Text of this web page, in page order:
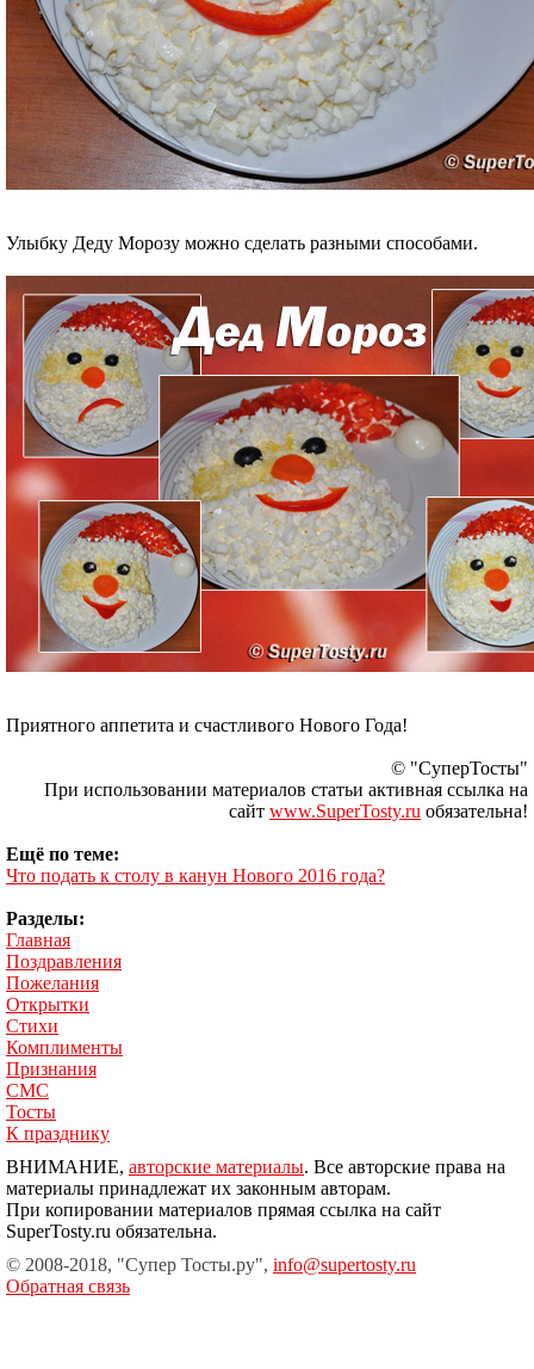
Улыбку Деду Морозу можно сделать разными способами.
Приятного аппетита и счастливого Нового Года!
© "СуперТосты"
При использовании материалов статьи активная ссылка на
сайт www.SuperTosty.ru обязательна!
Ещё по теме:
Что подать к столу в канун Нового 2016 года?
Разделы:
Главная
Поздравления
Пожелания
Открытки
Стихи
Комплименты
Признания
СМС
Тосты
К празднику
ВНИМАНИЕ, авторские материалы. Все авторские права на
материалы принадлежат их законным авторам.
При копировании материалов прямая ссылка на сайт
SuperTosty.ru обязательна.
© 2008-2018, "Супер Тосты.ру", info@supertosty.ru
Обратная связь